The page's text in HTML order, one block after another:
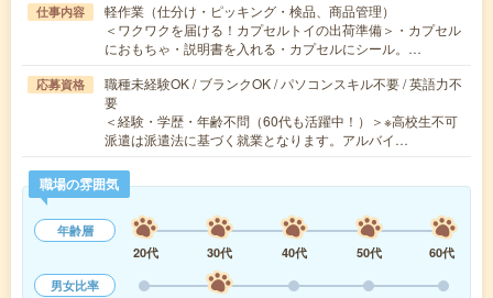
仕事内容
軽作業（仕分け・ピッキング・検品、商品管理）
＜ワクワクを届ける！カプセルトイの出荷準備＞・カプセル
におもちゃ・説明書を入れる・カプセルにシール。…
応募資格
職種未経験OK / ブランクOK / パソコンスキル不要 / 英語力不
要
＜経験・学歴・年齢不問（60代も活躍中！）＞※高校生不可
派遣は派遣法に基づく就業となります。アルバイ…
職場の雰囲気
年齢層
20代
30代 40代 50代
60代
男女比率